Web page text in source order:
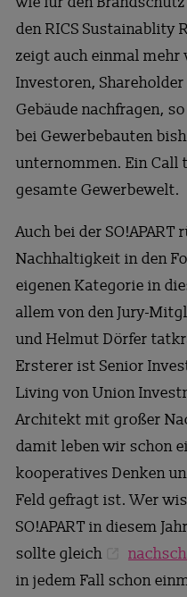
den RICS Sustainablity
zeigt auch einmal mehr
Investoren,
Gebäude nachfragen,
bei Gewerbebauten
unternommen. Ein Call
gesamte Gewerbewelt.
Auch bei der
Nachhaltigkeit in den
eigenen Kategorie in
allem von den Jury-
und Helmut Dörfer
Ersterer ist Senior
Living von Union
Architekt mit großer
damit leben wir schon
kooperatives Denken
Feld gefragt ist. Wer
SO!APART in diesem
sollte gleich
in jedem Fall schon